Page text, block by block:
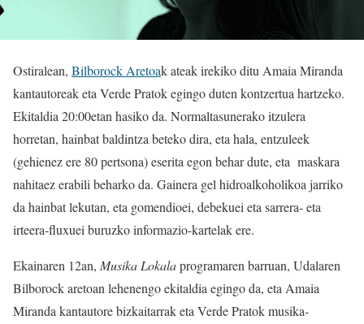
Ostiralean, Bilborock Aretoak ateak irekiko ditu Amaia Miranda
kantautoreak eta Verde Pratok egingo duten kontzertua hartzeko.
Ekitaldia 20:00etan hasiko da. Normaltasunerako itzulera
horretan, hainbat baldintza beteko dira, eta hala, entzuleek
(gehienez ere 80 pertsona) eserita egon behar dute, eta maskara
nahitaez erabili beharko da. Gainera gel hidroalkoholikoa jarriko
da hainbat lekutan, eta gomendioei, debekuei eta sarrera- eta
irteera-fluxuei buruzko informazio-kartelak ere.
Ekainaren 12an, Musika Lokalaprogramaren barruan, Udalaren
Bilborock aretoan lehenengo ekitaldia egingo da, eta Amaia
Miranda kantautore bizkaitarrak eta Verde Pratok musika-